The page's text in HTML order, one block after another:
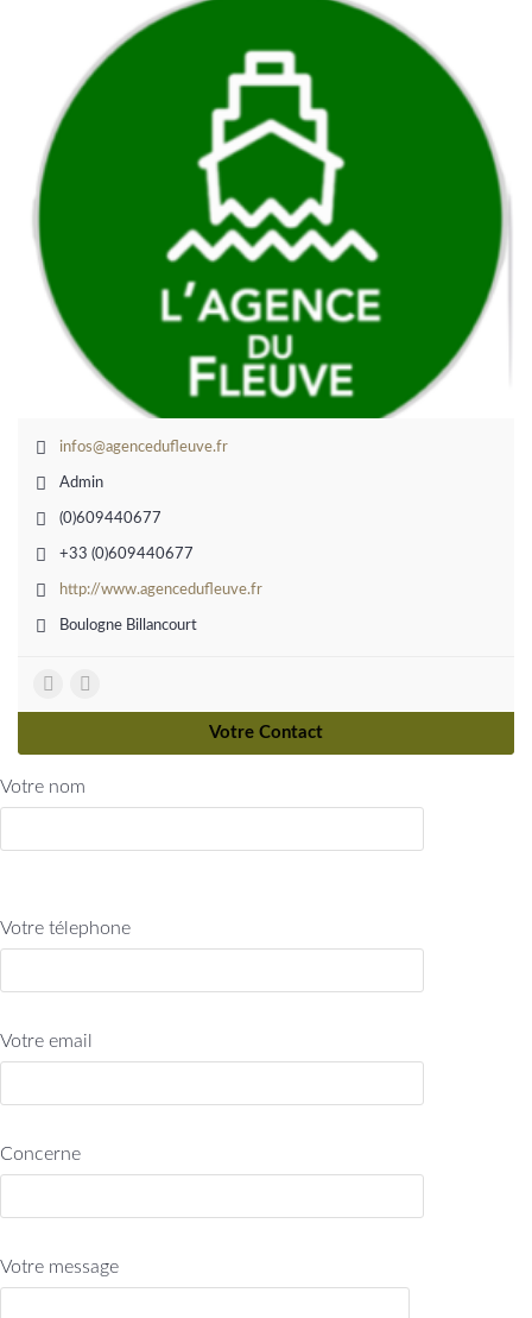
infos@agencedufleuve.fr
Admin
(0)609440677
+33 (0)609440677
http://www.agencedufleuve.fr
Boulogne Billancourt
Votre Contact
Votre nom
Votre télephone
Votre email
Concerne
Votre message